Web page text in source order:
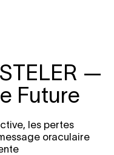
—
Future
les pertes
oraculaire